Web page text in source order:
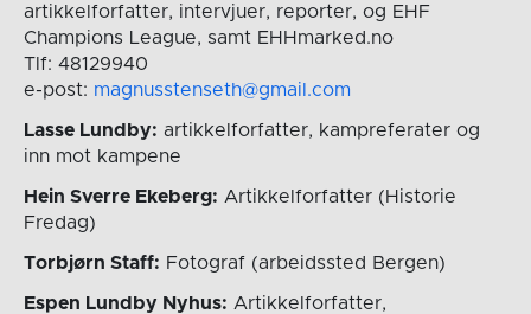
artikkelforfatter, intervjuer, reporter, og EHF
Champions League, samt EHHmarked.no
Tlf: 48129940
e-post: magnusstenseth@gmail.com
Lasse Lundby: artikkelforfatter, kampreferater og
inn mot kampene
Hein Sverre Ekeberg: Artikkelforfatter (Historie
Fredag)
Torbjørn Staff: Fotograf (arbeidssted Bergen)
Espen Lundby Nyhus: Artikkelforfatter,